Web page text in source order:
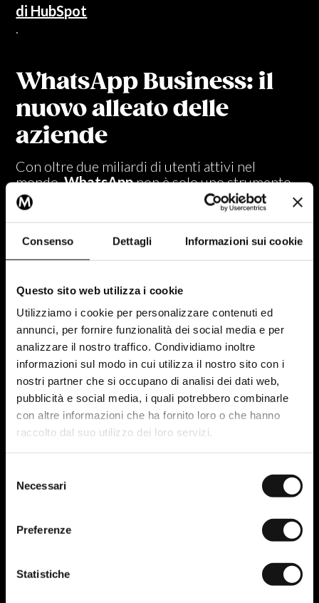
Consenso Dettagli Informazioni sui cookie
Questo sito web utilizza i cookie
Utilizziamo i cookie per personalizzare contenuti ed
annunci, per fornire funzionalità dei social media e per
analizzare il nostro traffico. Condividiamo inoltre
informazioni sul modo in cui utilizza il nostro sito con i
nostri partner che si occupano di analisi dei dati web,
pubblicità e social media, i quali potrebbero combinarle
con altre informazioni che ha fornito loro o che hanno
raccolto dal suo utilizzo dei loro servizi.
delNecessari
Preferenze
Statistiche
di HubSpot
WhatsApp Business: il
nuovo alleato delle
aziende
Con oltre due miliardi di utenti attivi nel
mondo,WhatsAppnon è solo uno strumento
di messaggistica privata, ma un vero canale di
business.
WhatsApp funziona perché è familiare: tutti lo
usano ogni giorno, tutti lo associano a messaggi
possibilità di essere contattata via WhatsApp
ingresso. Un utente che forse non si
sentirebbe pronto a compilare un form o a
inviare una mail non ha problemi a mandare un
messaggio sull’app che usa con amici e familiari.
AttraversoWhatsApp Businessle aziende
possono creare messaggi automatici di
benvenuto, impostare risposte rapide e perfino
mostrare cataloghi di prodotti o servizi. Gli
annunci “Click to WhatsApp” su Facebook e
Instagram sono oggi una delle modalità più
efficaci per trasformare la curiosità generata da
L’integrazione con CRM e automation: il